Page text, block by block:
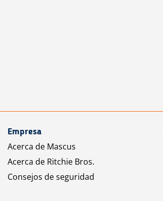
Empresa
Acerca de Mascus
Acerca de Ritchie Bros.
Consejos de seguridad